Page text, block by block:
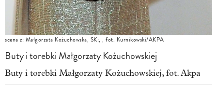
scena z: Małgorzata Kożuchowska, SK:, , fot. Kurnikowski/AKPA
Buty i torebki Małgorzaty Kożuchowskiej
Buty i torebki Małgorzaty Kożuchowskiej, fot. Akpa